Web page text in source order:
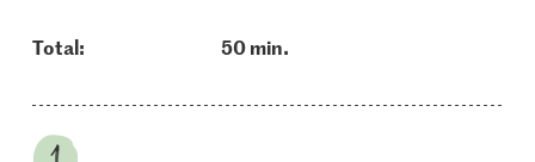
Total: 50 min.